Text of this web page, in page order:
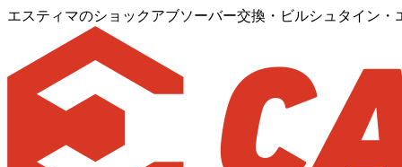
エスティマのショックアブソーバー交換・ビルシュタイン